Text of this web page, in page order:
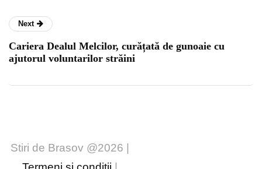
Next
Cariera Dealul Melcilor, curățată de gunoaie cu
ajutorul voluntarilor străini
Stiri de Brasov @2026 |